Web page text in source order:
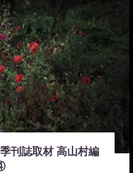
刊誌取材 高山村編